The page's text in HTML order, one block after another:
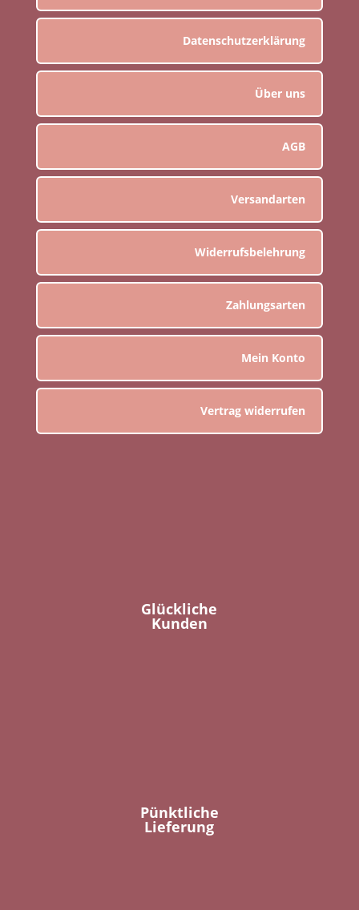
Datenschutzerklärung
Über uns
AGB
Versandarten
Widerrufsbelehrung
Zahlungsarten
Mein Konto
Vertrag widerrufen
Glückliche
Kunden
Pünktliche
Lieferung